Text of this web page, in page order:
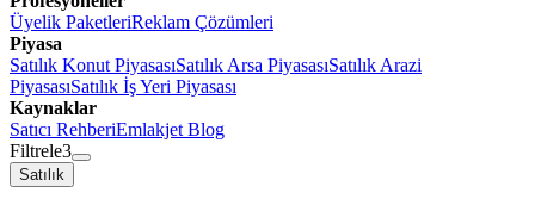
Üyelik PaketleriReklam Çözümleri
Piyasa
Satılık Konut PiyasasıSatılık Arsa PiyasasıSatılık Arazi
PiyasasıSatılık İş Yeri Piyasası
Kaynaklar
Satıcı RehberiEmlakjet Blog
Filtrele3
Satılık